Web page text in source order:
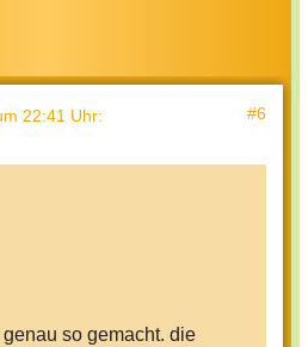
22:41 Uhr: #6
so gemacht. die